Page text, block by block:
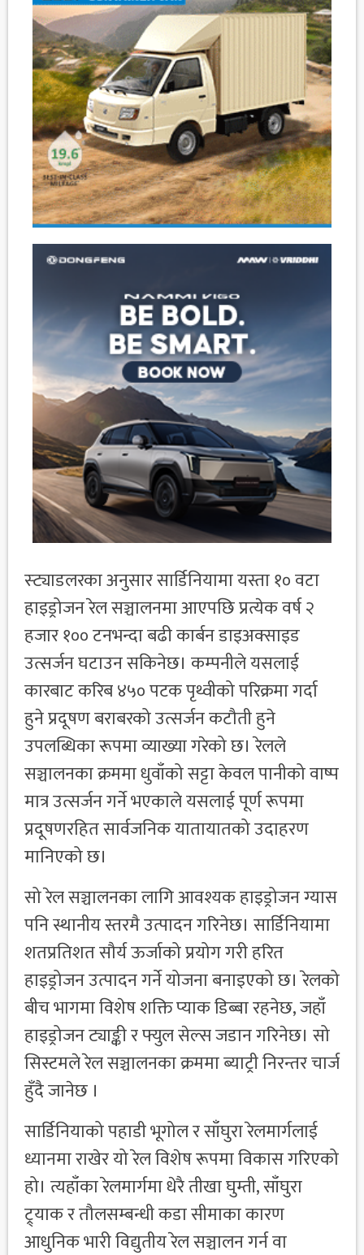
स्ट्याडलरका अनुसार सार्डिनियामा यस्ता १० वटा
हाइड्रोजन रेल सञ्चालनमा आएपछि प्रत्येक वर्ष २
हजार १०० टनभन्दा बढी कार्बन डाइअक्साइड
उत्सर्जन घटाउन सकिनेछ। कम्पनीले यसलाई
कारबाट करिब ४५० पटक पृथ्वीको परिक्रमा गर्दा
हुने प्रदूषण बराबरको उत्सर्जन कटौती हुने
उपलब्धिका रूपमा व्याख्या गरेको छ। रेलले
सञ्चालनका क्रममा धुवाँको सट्टा केवल पानीको वाष्प
मात्र उत्सर्जन गर्ने भएकाले यसलाई पूर्ण रूपमा
प्रदूषणरहित सार्वजनिक यातायातको उदाहरण
मानिएको छ।
सो रेल सञ्चालनका लागि आवश्यक हाइड्रोजन ग्यास
पनि स्थानीय स्तरमै उत्पादन गरिनेछ। सार्डिनियामा
शतप्रतिशत सौर्य ऊर्जाको प्रयोग गरी हरित
हाइड्रोजन उत्पादन गर्ने योजना बनाइएको छ। रेलको
बीच भागमा विशेष शक्ति प्याक डिब्बा रहनेछ, जहाँ
हाइड्रोजन ट्याङ्की र फ्युल सेल्स जडान गरिनेछ। सो
सिस्टमले रेल सञ्चालनका क्रममा ब्याट्री निरन्तर चार्ज
हुँदै जानेछ ।
सार्डिनियाको पहाडी भूगोल र साँघुरा रेलमार्गलाई
ध्यानमा राखेर यो रेल विशेष रूपमा विकास गरिएको
हो। त्यहाँका रेलमार्गमा धेरै तीखा घुम्ती, साँघुरा
ट्र्याक र तौलसम्बन्धी कडा सीमाका कारण
आधुनिक भारी विद्युतीय रेल सञ्चालन गर्न वा